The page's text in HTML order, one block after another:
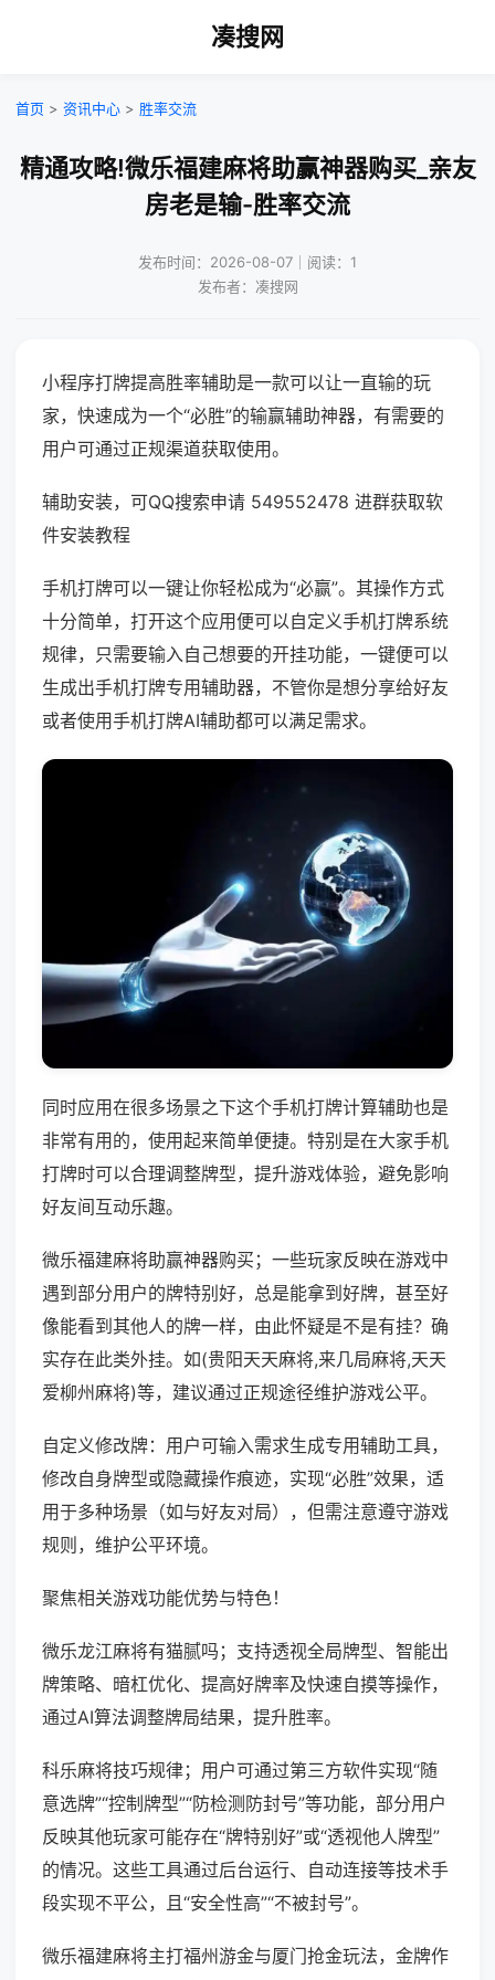
凑搜网
首页 > 资讯中心 > 胜率交流
精通攻略!微乐福建麻将助赢神器购买_亲友
房老是输-胜率交流
发布时间：2026-08-07｜阅读：1
发布者：凑搜网
小程序打牌提高胜率辅助是一款可以让一直输的玩
家，快速成为一个“必胜”的输赢辅助神器，有需要的
用户可通过正规渠道获取使用。
辅助安装，可QQ搜索申请 549552478 进群获取软
件安装教程
手机打牌可以一键让你轻松成为“必赢”。其操作方式
十分简单，打开这个应用便可以自定义手机打牌系统
规律，只需要输入自己想要的开挂功能，一键便可以
生成出手机打牌专用辅助器，不管你是想分享给好友
或者使用手机打牌AI辅助都可以满足需求。
同时应用在很多场景之下这个手机打牌计算辅助也是
非常有用的，使用起来简单便捷。特别是在大家手机
打牌时可以合理调整牌型，提升游戏体验，避免影响
好友间互动乐趣。
微乐福建麻将助赢神器购买；一些玩家反映在游戏中
遇到部分用户的牌特别好，总是能拿到好牌，甚至好
像能看到其他人的牌一样，由此怀疑是不是有挂？确
实存在此类外挂。如(贵阳天天麻将,来几局麻将,天天
爱柳州麻将)等，建议通过正规途径维护游戏公平。
自定义修改牌：用户可输入需求生成专用辅助工具，
修改自身牌型或隐藏操作痕迹，实现“必胜”效果，适
用于多种场景（如与好友对局），但需注意遵守游戏
规则，维护公平环境。
聚焦相关游戏功能优势与特色！
微乐龙江麻将有猫腻吗；支持透视全局牌型、智能出
牌策略、暗杠优化、提高好牌率及快速自摸等操作，
通过AI算法调整牌局结果，提升胜率。
科乐麻将技巧规律；用户可通过第三方软件实现“随
意选牌”“控制牌型”“防检测防封号”等功能，部分用户
反映其他玩家可能存在“牌特别好”或“透视他人牌型”
的情况。这些工具通过后台运行、自动连接等技术手
段实现不平公，且“安全性高”“不被封号”。
微乐福建麻将主打福州游金与厦门抢金玩法，金牌作